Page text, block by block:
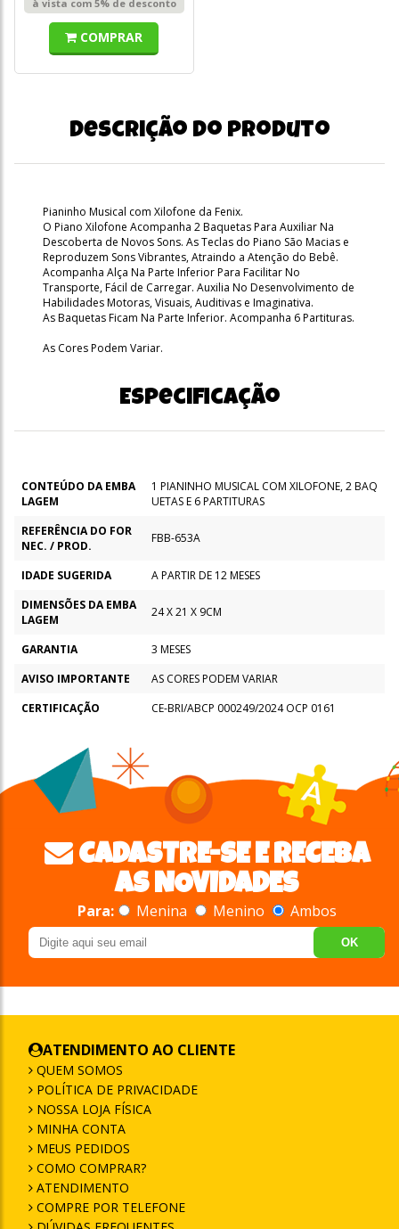
à vista com 5% de desconto
COMPRAR
Descrição do produto
Pianinho Musical com Xilofone da Fenix.
O Piano Xilofone Acompanha 2 Baquetas Para Auxiliar Na
Descoberta de Novos Sons. As Teclas do Piano São Macias e
Reproduzem Sons Vibrantes, Atraindo a Atenção do Bebê.
Acompanha Alça Na Parte Inferior Para Facilitar No
Transporte, Fácil de Carregar. Auxilia No Desenvolvimento de
Habilidades Motoras, Visuais, Auditivas e Imaginativa.
As Baquetas Ficam Na Parte Inferior. Acompanha 6 Partituras.
As Cores Podem Variar.
Especificação
CONTEÚDO DA EMBA
LAGEM
1 PIANINHO MUSICAL COM XILOFONE, 2 BAQ
UETAS E 6 PARTITURAS
REFERÊNCIA DO FOR
NEC. / PROD.
FBB-653A
IDADE SUGERIDA
A PARTIR DE 12 MESES
DIMENSÕES DA EMBA
LAGEM
24 X 21 X 9CM
GARANTIA
3 MESES
AVISO IMPORTANTE
AS CORES PODEM VARIAR
CERTIFICAÇÃO
CE-BRI/ABCP 000249/2024 OCP 0161
CADASTRE-SE E RECEBA
AS NOVIDADES
Para: Menina Menino Ambos
OK
ATENDIMENTO AO CLIENTE
QUEM SOMOS
POLÍTICA DE PRIVACIDADE
NOSSA LOJA FÍSICA
MINHA CONTA
MEUS PEDIDOS
COMO COMPRAR?
ATENDIMENTO
COMPRE POR TELEFONE